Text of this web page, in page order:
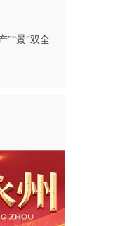
”“景”双全